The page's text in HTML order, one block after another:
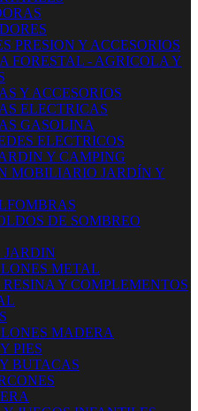
PRESION Y ACCESORIOS
FORESTAL - AGRICOLA Y
Y ACCESORIOS
ELECTRICAS
GASOLINA
ELECTRICOS
Y CAMPING
MOBILIARIO JARDÍN Y
DE SOMBREO
METAL
Y COMPLEMENTOS
MADERA
PIES
BUTACAS